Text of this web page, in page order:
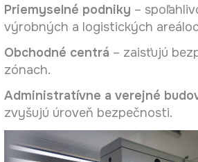
Priemyselné podniky –
výrobných a logistických
Obchodné centrá – zaisťujú
zónach.
Administratívne a verejné
zvyšujú úroveň bezpečnosti.